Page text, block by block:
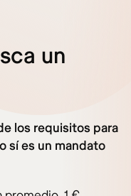
un
los requisitos para
sí es un mandato